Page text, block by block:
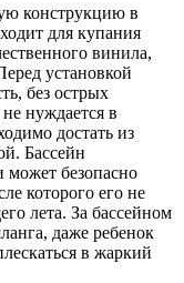
конструкцию в
для купания
винила,
установкой
без острых
нуждается в
достать из
Бассейн
безопасно
которого его не
лета. За бассейном
даже ребенок
в жаркий